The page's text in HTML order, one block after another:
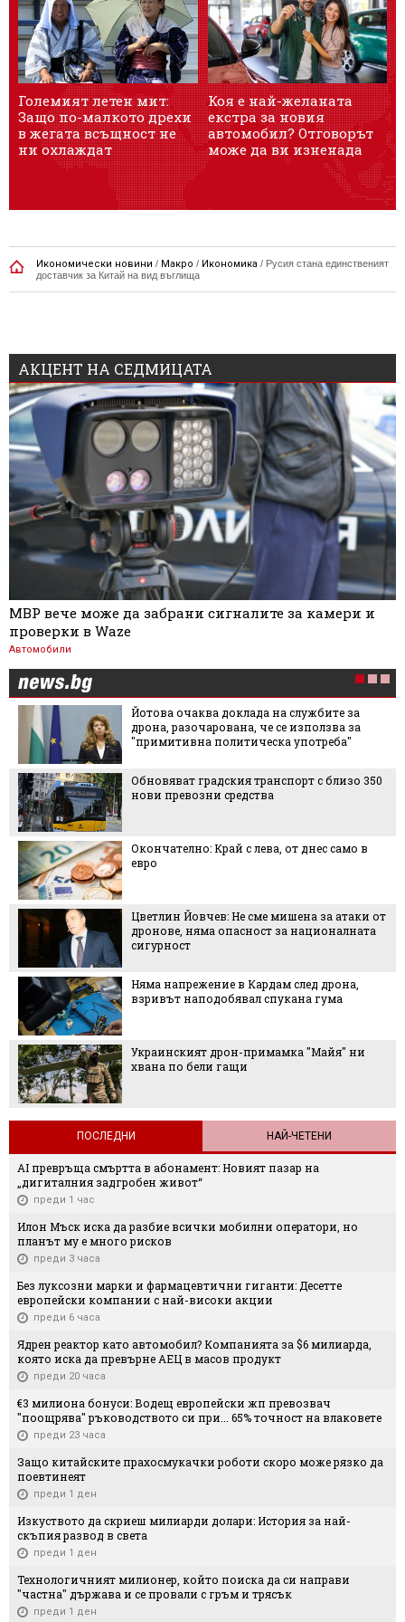
Големият летен мит:
Защо по-малкото дрехи
в жегата всъщност не
ни охлаждат
Коя е най-желаната
екстра за новия
автомобил? Отговорът
може да ви изненада
Икономически новини / Макро / Икономика / Русия стана единственият
доставчик за Китай на вид въглища
АКЦЕНТ НА СЕДМИЦАТА
МВР вече може да забрани сигналите за камери и
проверки в Waze
Автомобили
Йотова очаква доклада на службите за
дрона, разочарована, че се използва за
"примитивна политическа употреба"
Обновяват градския транспорт с близо 350
нови превозни средства
Окончателно: Край с лева, от днес само в
евро
Цветлин Йовчев: Не сме мишена за атаки от
дронове, няма опасност за националната
сигурност
Няма напрежение в Кардам след дрона,
взривът наподобявал спукана гума
Украинският дрон-примамка "Майя" ни
хвана по бели гащи
ПОСЛЕДНИ НАЙ-ЧЕТЕНИ
AI превръща смъртта в абонамент: Новият пазар на
„дигиталния задгробен живот“
преди 1 час
Илон Мъск иска да разбие всички мобилни оператори, но
планът му е много рисков
преди 3 часа
Без луксозни марки и фармацевтични гиганти: Десетте
европейски компании с най-високи акции
преди 6 часа
Ядрен реактор като автомобил? Компанията за $6 милиарда,
която иска да превърне АЕЦ в масов продукт
преди 20 часа
€3 милиона бонуси: Водещ европейски жп превозвач
"поощрява" ръководството си при... 65% точност на влаковете
преди 23 часа
Защо китайските прахосмукачки роботи скоро може рязко да
поевтинеят
преди 1 ден
Изкуството да скриеш милиарди долари: История за най-
скъпия развод в света
преди 1 ден
Технологичният милионер, който поиска да си направи
"частна" държава и се провали с гръм и трясък
преди 1 ден